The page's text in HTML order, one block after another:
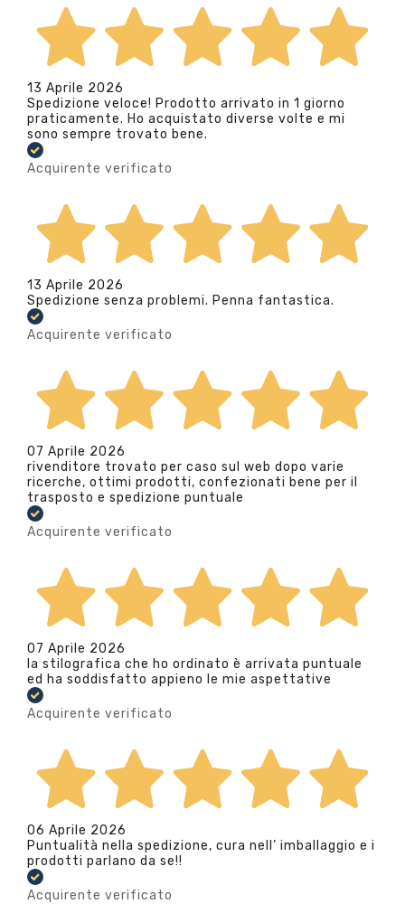
13 Aprile 2026
Spedizione veloce! Prodotto arrivato in 1 giorno
praticamente. Ho acquistato diverse volte e mi
sono sempre trovato bene.
Acquirente verificato
13 Aprile 2026
Spedizione senza problemi. Penna fantastica.
Acquirente verificato
07 Aprile 2026
rivenditore trovato per caso sul web dopo varie
ricerche, ottimi prodotti, confezionati bene per il
trasposto e spedizione puntuale
Acquirente verificato
07 Aprile 2026
la stilografica che ho ordinato è arrivata puntuale
ed ha soddisfatto appieno le mie aspettative
Acquirente verificato
06 Aprile 2026
Puntualità nella spedizione, cura nell’ imballaggio e i
prodotti parlano da se!!
Acquirente verificato